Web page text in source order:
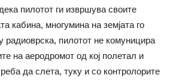
пилотот ги извршува своите
кабина, многумина на земјата го
радиоврска, пилотот не комуницира
на аеродромот од кој полетал и
да слета, туку и со контролорите